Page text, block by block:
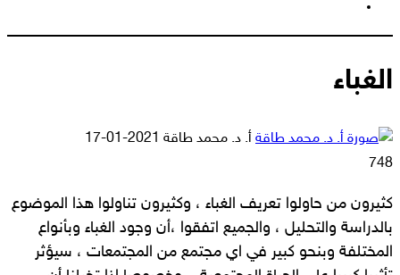
المظلم
الغباء
أ. د. محمد طاقة أرسل
2021-01-17
748
كثيرون من حاولوا تعريف الغباء ، وكثيرون تناولوا هذا الموضوع
بالدراسة والتحليل ، والجميع اتفقوا ،أن وجود الغباء وبأنواع
المختلفة وبنحو كبير في اي مجتمع من المجتمعات ، سيؤثر